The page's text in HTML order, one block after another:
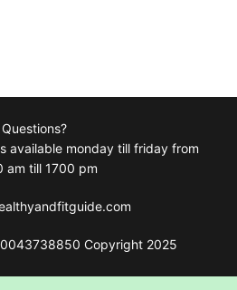
Questions?
available monday till friday from
am till 1700 pm
Copyright 2025